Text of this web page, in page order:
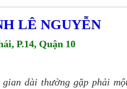
LÊ NGUYỄN
P.14, Quận 10
dài thường gặp phải